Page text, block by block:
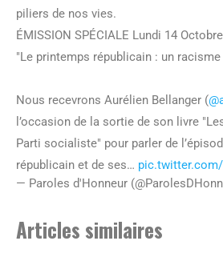
piliers de nos vies.
ÉMISSION SPÉCIALE Lundi 14
"Le printemps républicain : un racisme
Nous recevrons Aurélien Bellanger (
l’occasion de la sortie de son livre
Parti socialiste" pour parler de
républicain et de ses… pic.twitter.com/
— Paroles d'Honneur
Articles similaires